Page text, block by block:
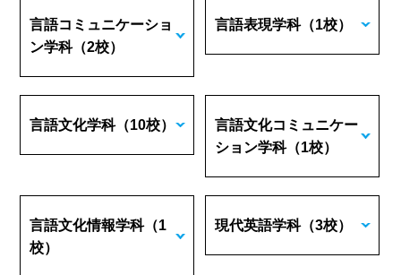
言語コミュニケーショ
ン学科（2校）
言語表現学科（1校）
言語文化学科（10校）
言語文化コミュニケー
ション学科（1校）
言語文化情報学科（1
校）
現代英語学科（3校）